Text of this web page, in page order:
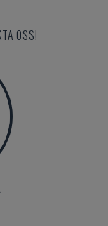
OSS!